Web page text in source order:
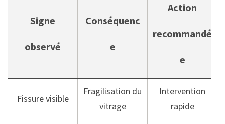
Signe
observé
Conséquenc
e
Action
recommandé
e
Fissure visible
Fragilisation du
vitrage
Intervention
rapide